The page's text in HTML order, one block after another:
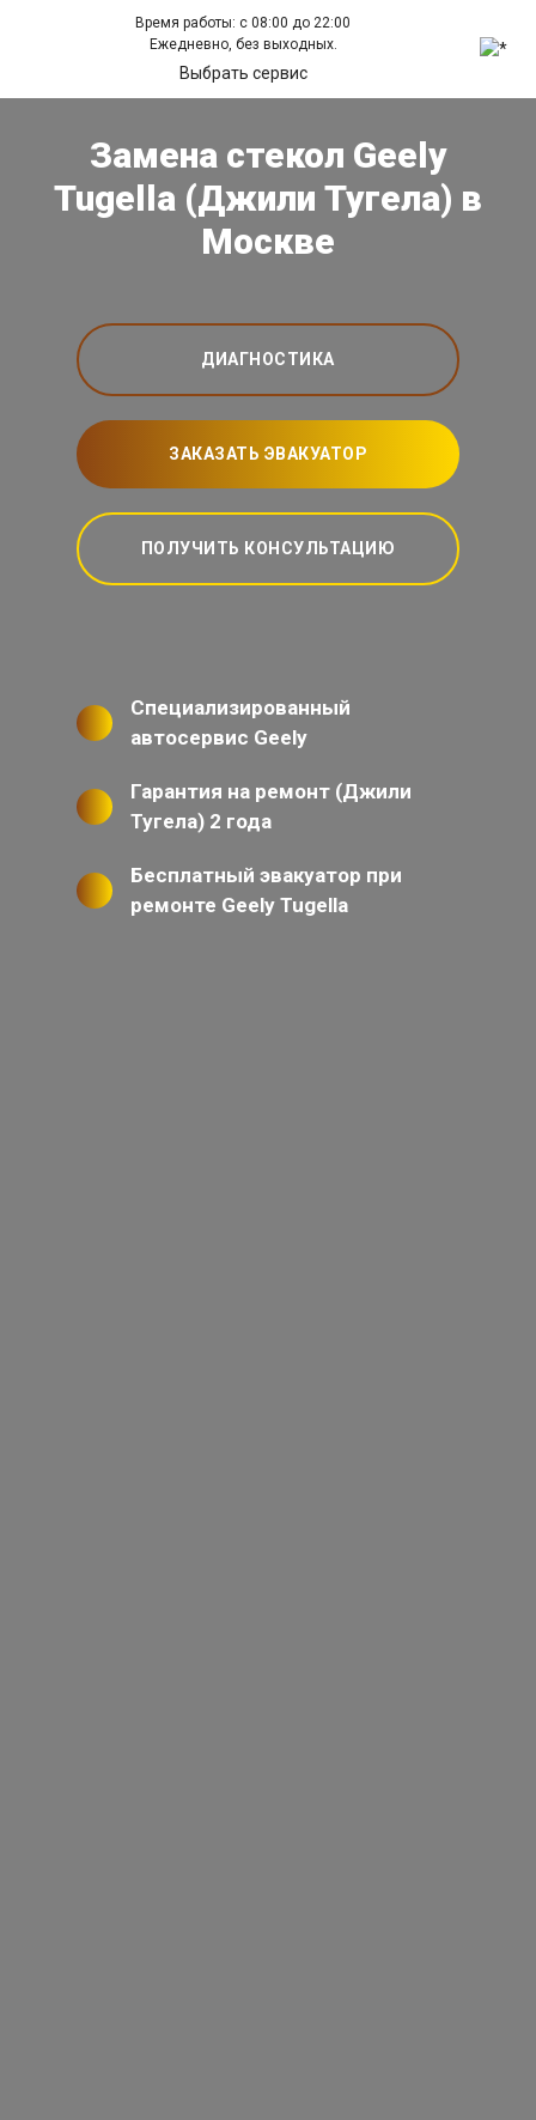
Время работы: с 08:00 до 22:00
Ежедневно, без выходных.
Выбрать сервис
Замена стекол Geely
Tugella (Джили Тугела) в
Москве
ДИАГНОСТИКА
ЗАКАЗАТЬ ЭВАКУАТОР
ПОЛУЧИТЬ КОНСУЛЬТАЦИЮ
Специализированный
автосервис Geely
Гарантия на ремонт (Джили
Тугела) 2 года
Бесплатный эвакуатор при
ремонте Geely Tugella